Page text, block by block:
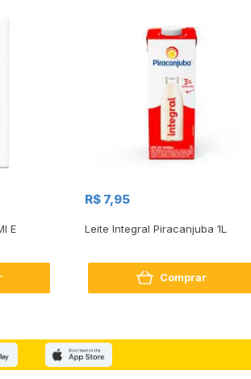
E
R$ 7,95
Leite Integral Piracanjuba 1L
Comprar